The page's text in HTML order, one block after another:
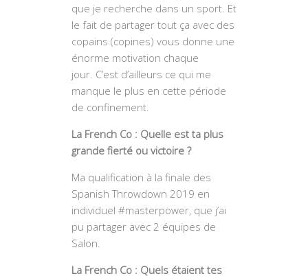
que je recherche dans un sport. Et
le fait de partager tout ça avec des
copains (copines) vous donne une
énorme motivation chaque
jour. C’est d’ailleurs ce qui me
manque le plus en cette période
de confinement.
La French Co : Quelle est ta plus
grande fierté ou victoire ?
Ma qualification à la finale des
Spanish Throwdown 2019 en
individuel #masterpower, que j’ai
pu partager avec 2 équipes de
Salon.
La French Co : Quels étaient tes